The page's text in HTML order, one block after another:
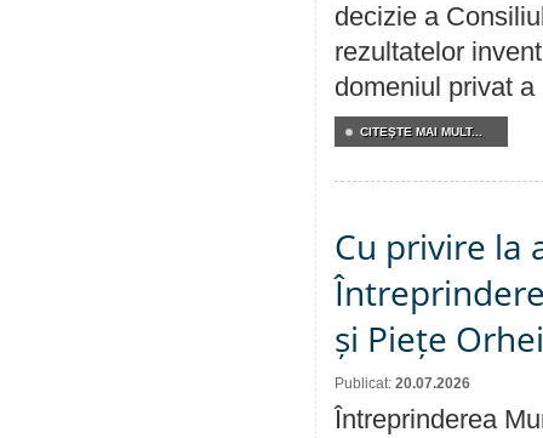
decizie a
rezultatelor
domeniul privat a
CITEŞTE MAI MULT...
Cu privire la
și Piețe
Publicat: 20.07.2026
Întreprinderea